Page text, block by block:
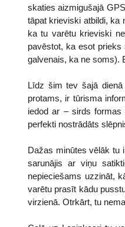
skaties aizmigušajā
tāpat krieviski atbildi, ka
ka tu varētu krieviski
pavēstot, ka esot
galvenais, ka ne soms).
Līdz šim tev šajā
protams, ir tūrisma
iedod ar – sirds
perfekti nostrādāts
Dažas minūtes vēlāk tu
sarunājis ar viņu
nepieciešams uzzināt,
varētu prasīt kādu
virzienā. Otrkārt, tu